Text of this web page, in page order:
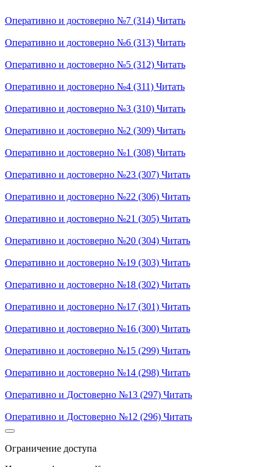
Оперативно и достоверно №7 (314) Читать
Оперативно и достоверно №6 (313) Читать
Оперативно и достоверно №5 (312) Читать
Оперативно и достоверно №4 (311) Читать
Оперативно и достоверно №3 (310) Читать
Оперативно и достоверно №2 (309) Читать
Оперативно и достоверно №1 (308) Читать
Оперативно и достоверно №23 (307) Читать
Оперативно и достоверно №22 (306) Читать
Оперативно и достоверно №21 (305) Читать
Оперативно и достоверно №20 (304) Читать
Оперативно и достоверно №19 (303) Читать
Оперативно и достоверно №18 (302) Читать
Оперативно и достоверно №17 (301) Читать
Оперативно и достоверно №16 (300) Читать
Оперативно и достоверно №15 (299) Читать
Оперативно и достоверно №14 (298) Читать
Оперативно и Достоверно №13 (297) Читать
Оперативно и Достоверно №12 (296) Читать
Ограничение доступа